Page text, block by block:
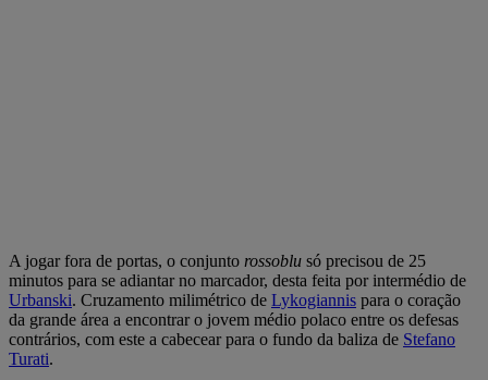
A jogar fora de portas, o conjunto rossoblu só precisou de 25
minutos para se adiantar no marcador, desta feita por intermédio de
Urbanski. Cruzamento milimétrico de Lykogiannis para o coração
da grande área a encontrar o jovem médio polaco entre os defesas
contrários, com este a cabecear para o fundo da baliza de Stefano
Turati.